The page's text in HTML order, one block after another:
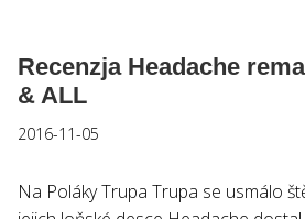
Recenzja Headache
& ALL
2016-11-05
Na Poláky Trupa Trupa se usmálo